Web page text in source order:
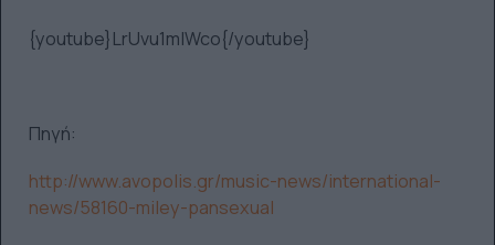
{youtube}LrUvu1mlWco{/youtube}
Πηγή:
http://www.avopolis.gr/music-news/international-
news/58160-miley-pansexual